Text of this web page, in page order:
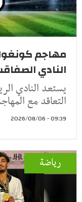
مهاجم
النادي
يستعد النادي
التعاقد مع
09:39 - 2026/08/06
رياضة